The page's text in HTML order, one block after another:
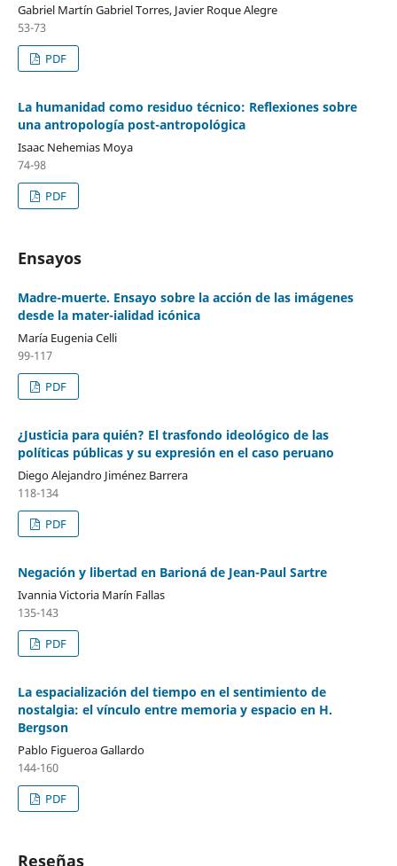
Gabriel Martín Gabriel Torres, Javier Roque Alegre
53-73
PDF
La humanidad como residuo técnico: Reflexiones sobre
una antropología post-antropológica
Isaac Nehemias Moya
74-98
PDF
Ensayos
Madre-muerte. Ensayo sobre la acción de las imágenes
desde la mater-ialidad icónica
María Eugenia Celli
99-117
PDF
¿Justicia para quién? El trasfondo ideológico de las
políticas públicas y su expresión en el caso peruano
Diego Alejandro Jiménez Barrera
118-134
PDF
Negación y libertad en Barioná de Jean-Paul Sartre
Ivannia Victoria Marín Fallas
135-143
PDF
La espacialización del tiempo en el sentimiento de
nostalgia: el vínculo entre memoria y espacio en H.
Bergson
Pablo Figueroa Gallardo
144-160
PDF
Reseñas